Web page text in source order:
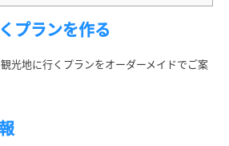
プランを作る
光地に行くプランをオーダーメイドでご案